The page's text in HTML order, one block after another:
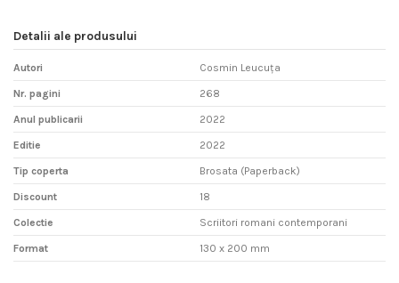
Detalii ale produsului
Autori Cosmin Leucuța
Nr. pagini 268
Anul publicarii 2022
Editie 2022
Tip coperta Brosata (Paperback)
Discount 18
Colectie Scriitori romani contemporani
Format 130 x 200 mm